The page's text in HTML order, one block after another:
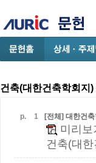
건축(대한건축학회지)
p. 1 [전체] 대한건
미리보
건축(대